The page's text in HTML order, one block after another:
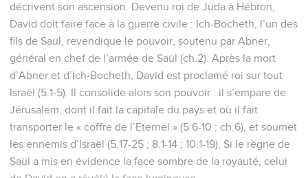
décrivent son ascension. Devenu roi de Juda à Hébron,
David doit faire face à la guerre civile : Ich-Bocheth, l’un des
fils de Saül, revendique le pouvoir, soutenu par Abner,
général en chef de l’armée de Saül (ch.2). Après la mort
d’Abner et d’Ich-Bocheth, David est proclamé roi sur tout
Israël (5.1-5). Il consolide alors son pouvoir : il s’empare de
Jérusalem, dont il fait la capitale du pays et où il fait
transporter le « coffre de l’Eternel » (5.6-10 ; ch.6), et soumet
les ennemis d’Israël (5.17-25 ; 8.1-14 ; 10.1-19). Si le règne de
Saül a mis en évidence la face sombre de la royauté, celui